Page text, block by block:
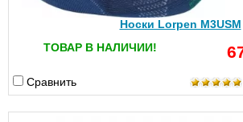
Носки Lorpen M3USM
ТОВАР В НАЛИЧИИ!
Сравнить